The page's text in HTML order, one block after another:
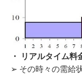
・ リアルタイム
➢ その時々の需給